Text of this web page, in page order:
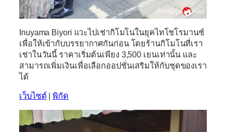
Inuyama Biyori แวะไปเช่ากิโมโนในยุคไทโชโรมานซ์
เพื่อให้เข้ากับบรรยากาศกันก่อน โดยร้านกิโมโนที่เรา
เช่าในวันนี้ ราคาเริ่มต้นเพียง 3,500 เยนเท่านั้น และ
สามารถเพิ่มเงินเพื่อเลือกออปชั่นเสริมให้กับชุดของเรา
ได้
เว็บไซต์ | พิกัด